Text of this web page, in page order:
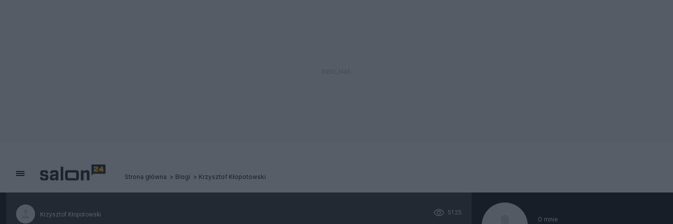
Strona główna Blogi Krzysztof Kłopotowski
Krzysztof Kłopotowski 5125
O mnie